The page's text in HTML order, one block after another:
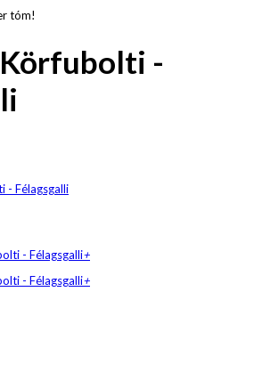
tóm!
-
- Félagsgalli
+
+